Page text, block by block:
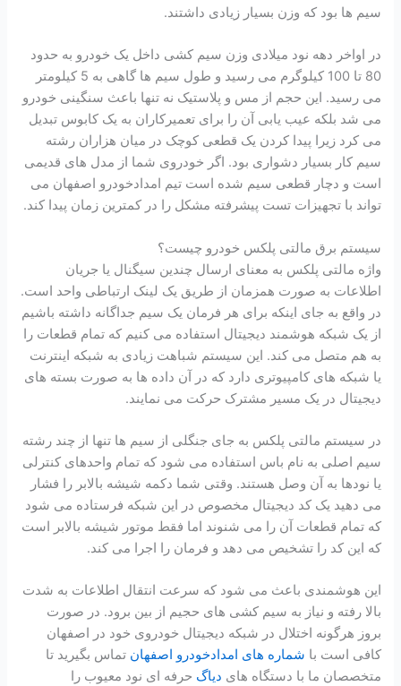
سیم ها بود که وزن بسیار زیادی داشتند.
در اواخر دهه نود میلادی وزن سیم کشی داخل یک خودرو به حدود
80 تا 100 کیلوگرم می رسید و طول سیم ها گاهی به 5 کیلومتر
می رسید. این حجم از مس و پلاستیک نه تنها باعث سنگینی خودرو
می شد بلکه عیب یابی آن را برای تعمیرکاران به یک کابوس تبدیل
می کرد زیرا پیدا کردن یک قطعی کوچک در میان هزاران رشته
سیم کار بسیار دشواری بود. اگر خودروی شما از مدل های قدیمی
است و دچار قطعی سیم شده است تیم امدادخودرو اصفهان می
تواند با تجهیزات تست پیشرفته مشکل را در کمترین زمان پیدا کند.
سیستم برق مالتی پلکس خودرو چیست؟
واژه مالتی پلکس به معنای ارسال چندین سیگنال یا جریان
اطلاعات به صورت همزمان از طریق یک لینک ارتباطی واحد است.
در واقع به جای اینکه برای هر فرمان یک سیم جداگانه داشته باشیم
از یک شبکه هوشمند دیجیتال استفاده می کنیم که تمام قطعات را
به هم متصل می کند. این سیستم شباهت زیادی به شبکه اینترنت
یا شبکه های کامپیوتری دارد که در آن داده ها به صورت بسته های
دیجیتال در یک مسیر مشترک حرکت می نمایند.
در سیستم مالتی پلکس به جای جنگلی از سیم ها تنها از چند رشته
سیم اصلی به نام باس استفاده می شود که تمام واحدهای کنترلی
یا نودها به آن وصل هستند. وقتی شما دکمه شیشه بالابر را فشار
می دهید یک کد دیجیتال مخصوص در این شبکه فرستاده می شود
که تمام قطعات آن را می شنوند اما فقط موتور شیشه بالابر است
که این کد را تشخیص می دهد و فرمان را اجرا می کند.
این هوشمندی باعث می شود که سرعت انتقال اطلاعات به شدت
بالا رفته و نیاز به سیم کشی های حجیم از بین برود. در صورت
بروز هرگونه اختلال در شبکه دیجیتال خودروی خود در اصفهان
کافی است با شماره های امدادخودرو اصفهان تماس بگیرید تا
متخصصان ما با دستگاه های دیاگ حرفه ای نود معیوب را